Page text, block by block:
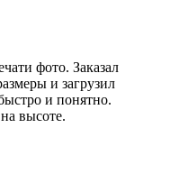
фото. Заказал
и загрузил
и понятно.
высоте.